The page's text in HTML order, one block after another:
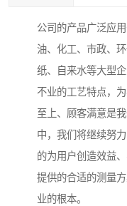
公司的产品广泛应
油、化工、市政、
纸、自来水等大型
不业的工艺特点，
至上、顾客满意是
中，我们将继续努
的为用户创造效益
提供的合适的测量
业的根本。